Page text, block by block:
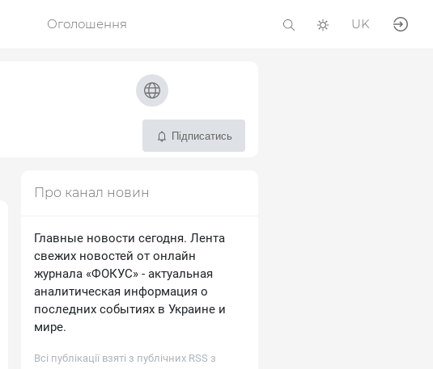
Оголошення UK
Підписатись
Про канал новин
Главные новости сегодня. Лента
свежих новостей от онлайн
журнала «ФОКУС» - актуальная
аналитическая информация о
последних событиях в Украине и
мире.
Всі публікації взяті з публічних RSS з